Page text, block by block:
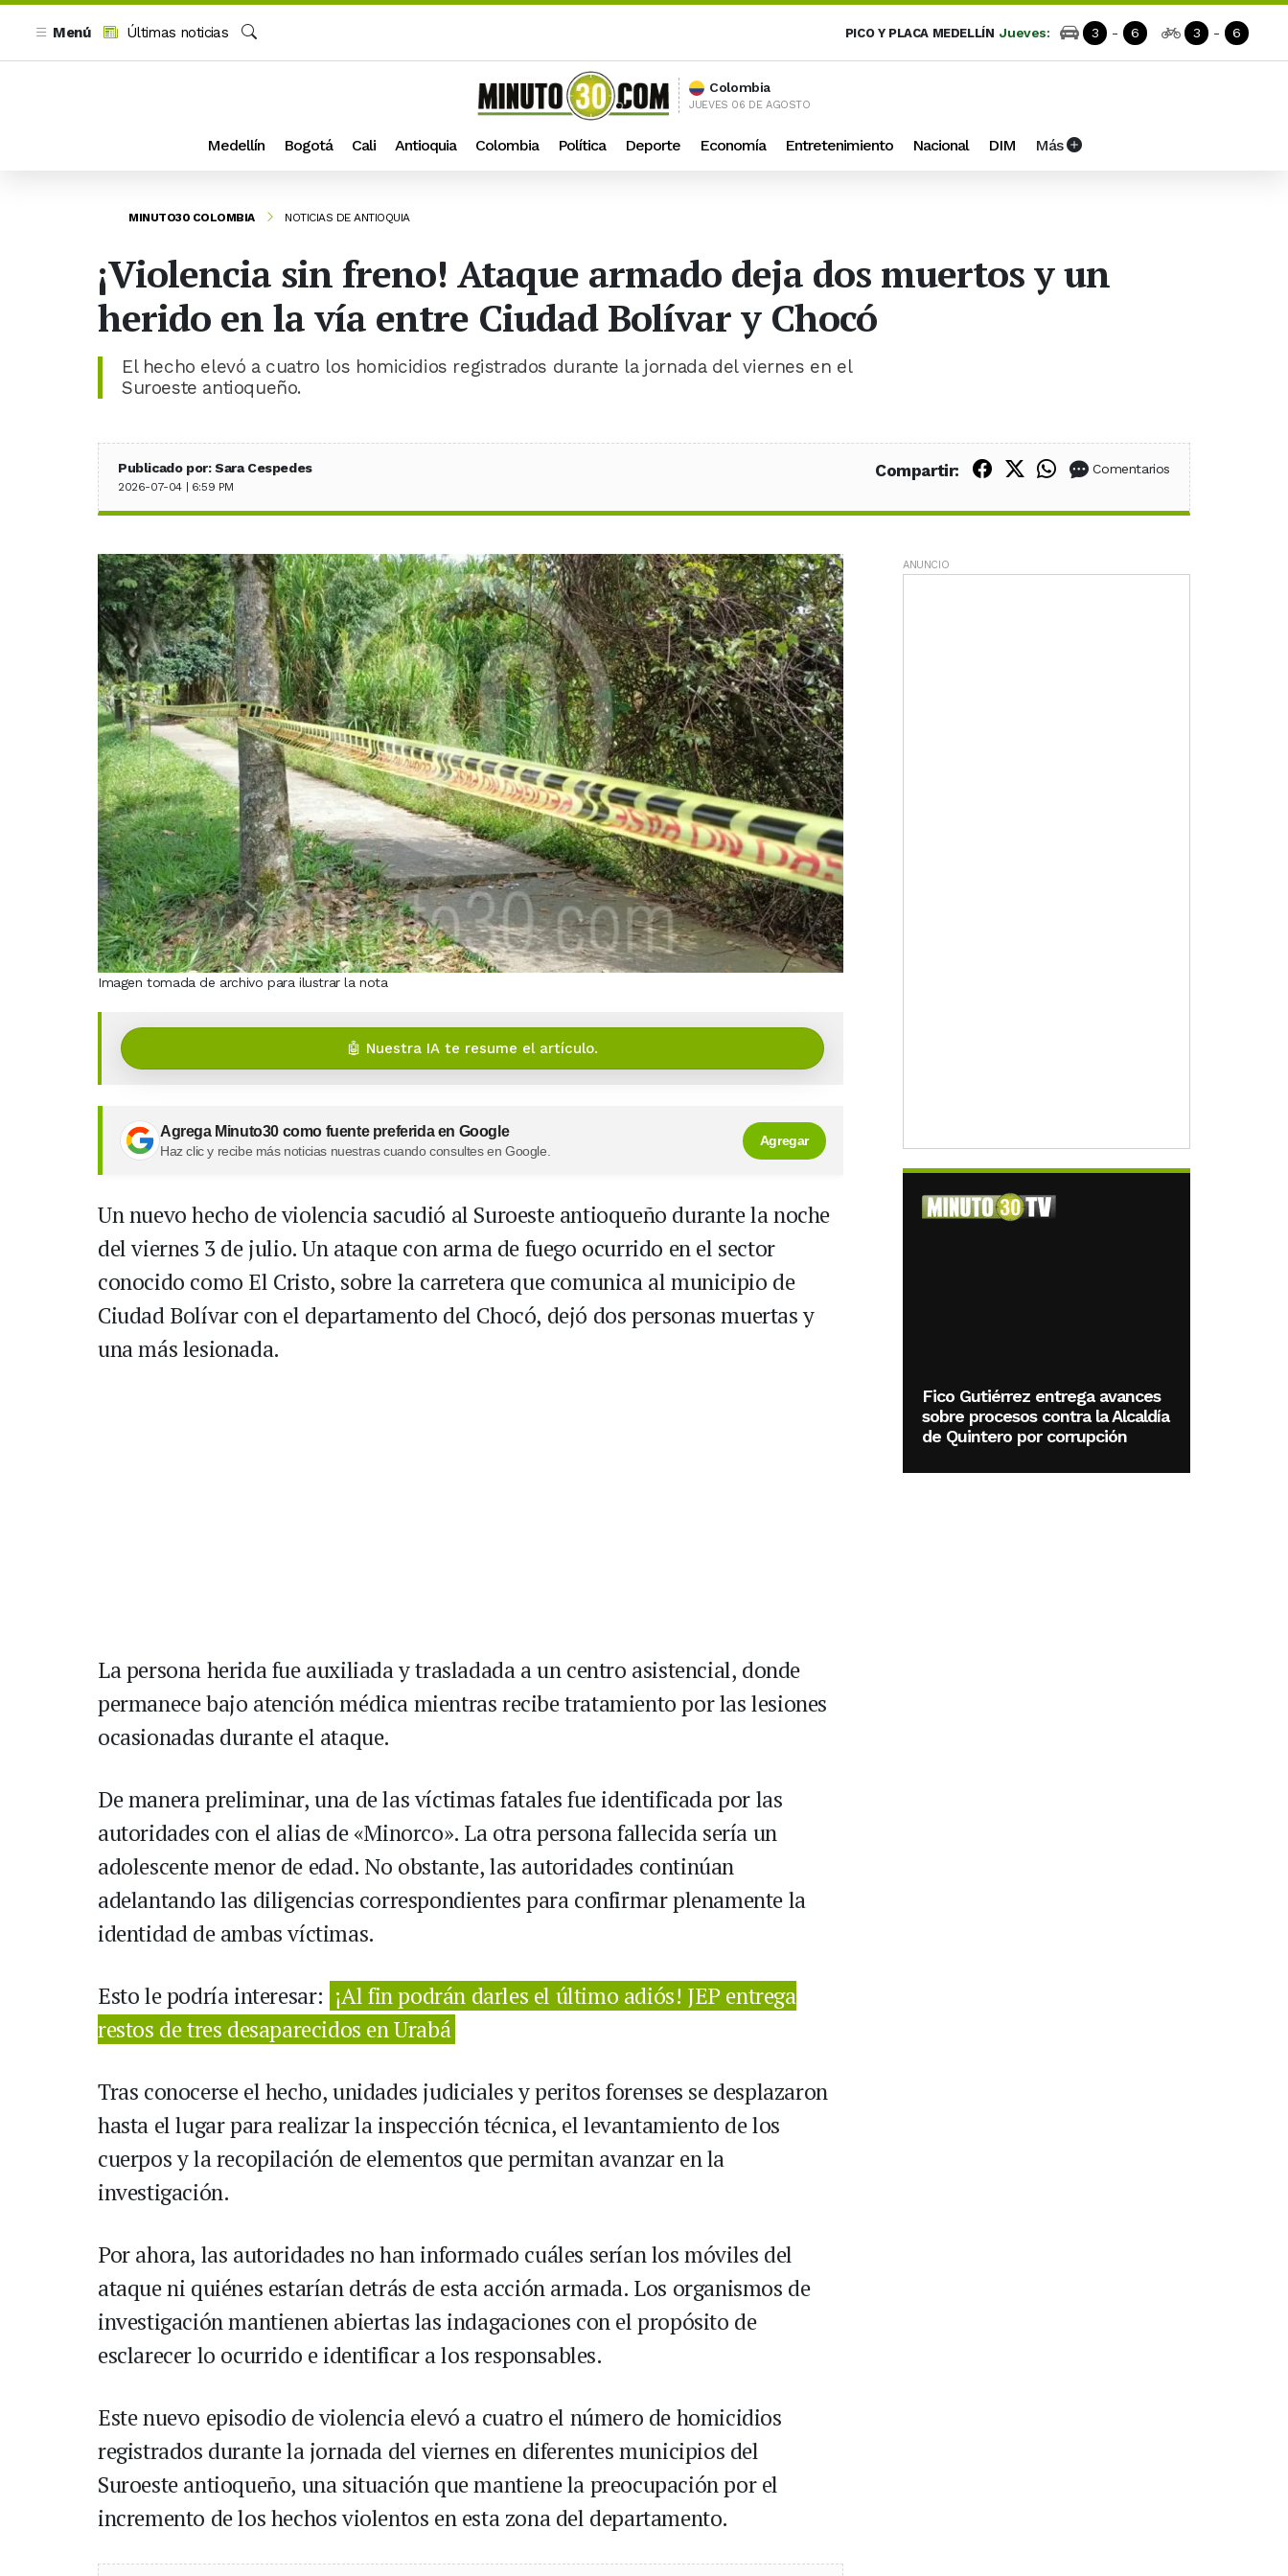
Menú
Últimas noticias
PICO Y PLACA MEDELLÍN Jueves: 3 - 6 3 - 6
Colombia
JUEVES 06 DE AGOSTO
Medellín Bogotá Cali Antioquia Colombia Política Deporte Economía Entretenimiento Nacional DIM Más
MINUTO30 COLOMBIA NOTICIAS DE ANTIOQUIA
¡Violencia sin freno! Ataque armado deja dos muertos y un
herido en la vía entre Ciudad Bolívar y Chocó
El hecho elevó a cuatro los homicidios registrados durante la jornada del viernes en el
Suroeste antioqueño.
Publicado por: Sara Cespedes
2026-07-04 | 6:59 PM
Compartir: Compartir en Facebook
Compartir en X (Twitter)
Compartir en WhatsApp
Comentarios
Imagen tomada de archivo para ilustrar la nota
🤖 Nuestra IA te resume el artículo.
Agrega Minuto30 como fuente preferida en Google
Haz clic y recibe más noticias nuestras cuando consultes en Google.
Agregar
Un nuevo hecho de violencia sacudió al Suroeste antioqueño durante la noche
del viernes 3 de julio. Un ataque con arma de fuego ocurrido en el sector
conocido como El Cristo, sobre la carretera que comunica al municipio de
Ciudad Bolívar con el departamento del Chocó, dejó dos personas muertas y
una más lesionada.
La persona herida fue auxiliada y trasladada a un centro asistencial, donde
permanece bajo atención médica mientras recibe tratamiento por las lesiones
ocasionadas durante el ataque.
De manera preliminar, una de las víctimas fatales fue identificada por las
autoridades con el alias de «Minorco». La otra persona fallecida sería un
adolescente menor de edad. No obstante, las autoridades continúan
adelantando las diligencias correspondientes para confirmar plenamente la
identidad de ambas víctimas.
Esto le podría interesar: ¡Al fin podrán darles el último adiós! JEP entrega
restos de tres desaparecidos en Urabá
Tras conocerse el hecho, unidades judiciales y peritos forenses se desplazaron
hasta el lugar para realizar la inspección técnica, el levantamiento de los
cuerpos y la recopilación de elementos que permitan avanzar en la
investigación.
Por ahora, las autoridades no han informado cuáles serían los móviles del
ataque ni quiénes estarían detrás de esta acción armada. Los organismos de
investigación mantienen abiertas las indagaciones con el propósito de
esclarecer lo ocurrido e identificar a los responsables.
Este nuevo episodio de violencia elevó a cuatro el número de homicidios
registrados durante la jornada del viernes en diferentes municipios del
Suroeste antioqueño, una situación que mantiene la preocupación por el
incremento de los hechos violentos en esta zona del departamento.
ANUNCIO
Fico Gutiérrez entrega avances
sobre procesos contra la Alcaldía
de Quintero por corrupción